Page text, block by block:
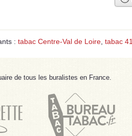
: tabac Centre-Val de Loire tabac 41
de tous les buralistes en France.